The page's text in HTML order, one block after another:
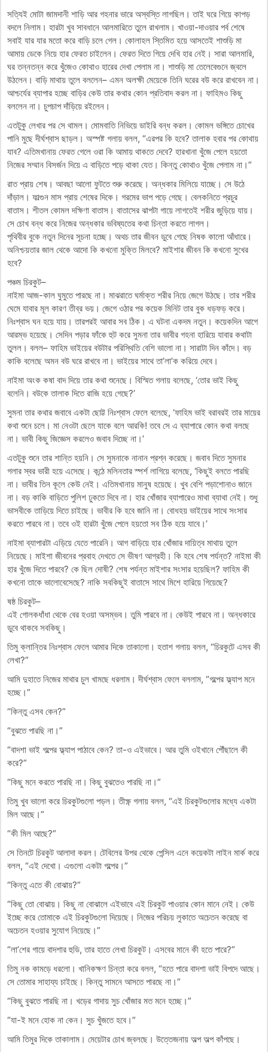
সত্যিই মোটা জামদানী শাড়ি আর গহনার ভারে অস্বস্তি লাগছিল। তাই ঘরে গিয়ে কাপড়
বদলে নিলাম। হারটা খুব সাবধানে আলমারিতে তুলে রাখলাম। খাওয়া-দাওয়ার পর্ব শেষে
সবাই যার যার মতো করে বাড়ি চলে গেল। কোলাহল স্তিমিত হয়ে আসতেই শাশুড়ি মা
আমায় ডেকে নিয়ে হার ফেরত চাইলেন। ফেরত দিতে গিয়ে দেখি হার নেই। সারা আলমারি,
ঘর তন্নতন্ন করে খুঁজেও কোথাও হারের দেখা পেলাম না। শাশুড়ি মা তেলেবেগুনে জ্বলে
উঠলেন। বাড়ি মাথায় তুলে বললেন– এমন অলক্ষী মেয়েকে তিনি ঘরের বউ করে রাখবেন না।
আশ্চর্যের ব্যাপার হচ্ছে বাড়ির কেউ তার কথার কোন প্রতিবাদ করল না। ফাহিমও কিছু
বললেন না। চুপচাপ দাঁড়িয়ে রইলেন।
এতটুকু লেখার পর সে থামল। মোমবাতি নিভিয়ে ডাইরি বন্ধ করল। কোমল ভঙ্গিতে চোখের
পানি মুছে দীর্ঘশ্বাস ছাড়ল। অস্পষ্ট গলায় বলল, “এরপর কি হবে? তালাক হবার পর কোথায়
যাব? এতিমখানায় ফেরত গেলে ওরা কি আমায় থাকতে দেবে? হারখানা খুঁজে পেলে হয়তো
নিজের সম্মান বিসর্জন দিয়ে এ বাড়িতে পড়ে থাকা যেত। কিন্তু কোথাও খুঁজে পেলাম না।”
রাত প্রায় শেষ। আবছা আলো ফুটতে শুরু করেছে। অন্ধকার মিলিয়ে যাচ্ছে। সে উঠে
দাঁড়াল। ফাল্গুন মাস প্রায় শেষের দিকে। গরমের ভাপ পড়ে গেছে। বেলকনিতে প্রচুর
বাতাস। শীতল কোমল দক্ষিণা বাতাস। বাতাসের ঝাপটা গায়ে লাগতেই শরীর জুড়িয়ে যায়।
সে চোখ বন্ধ করে নিজের অন্ধকার ভবিষ্যতের কথা চিন্তা করতে লাগল।
পৃথিবীর বুকে নতুন দিনের সূচনা হচ্ছে। অথচ তার জীবন ডুবে গেছে নিষক কালো আঁধারে।
অনিশ্চয়তার জাল থেকে আদো কি কখনো মুক্তি মিলবে? মাইশার জীবন কি কখনো সুখের
হবে?
পঞ্চম চিরকুট–
নাইমা আজ-কাল ঘুমুতে পারছে না। মাঝরাতে ঘর্মাক্ত শরীর নিয়ে জেগে উঠছে। তার শরীর
ঘেমে যাবার মূল কারণ তীব্র ভয়। জেগে ওঠার পর কয়েক মিনিট তার বুক ধড়ফড় করে।
নিঃশ্বাস ঘন হয়ে যায়। তারপরই আবার সব ঠিক। এ ঘটনা একদম নতুন। কয়েকদিন আগে
আরম্ভ হয়েছে। সেদিন পড়ার ফাঁকে হুট করে সুমনা তার ভাবীর গহনা হারিয়ে যাবার কথাটা
তুলল। বলল– ফাহিম ভাইয়ের বউটার পরিস্থিতি বেশি ভালো না। সারাটা দিন কাঁদে। বড়
কাকি বলেছে অমন বউ ঘরে রাখবে না। ভাইয়ের সাথে তা’লা’ক করিয়ে দেবে।
নাইমা অংক কষা বাদ দিয়ে তার কথা শুনেছে। বিস্মিত গলায় বলেছে, ‘তোর ভাই কিছু
বলেনি। বউকে তালাক দিতে রাজি হয়ে গেছে?’
সুমনা তার কথার জবাবে একটা ছোট্ট নিঃশ্বাস ফেলে বলেছে, ‘ফাহিম ভাই বরাবরই তার মায়ের
কথা শুনে চলে। মা নেওটা ছেলে যাকে বলে আরকি! তবে সে এ ব্যাপারে কোন কথা বলছে
না। ভাবী কিছু জিজ্ঞেস করলেও জবাব দিচ্ছে না।’
এতটুকু শুনে তার শান্তি হয়নি। সে সুমনাকে নানান প্রশ্ন করেছে। জবাব দিতে সুমনার
গলার স্বর ভারী হয়ে এসেছে। কন্ঠে মলিনতার স্পর্শ লাগিয়ে বলেছে, ‘কিছুই বলতে পারছি
না। ভাবীর তিন কূলে কেউ নেই। এতিমখানায় মানুষ হয়েছে। খুব বেশি পড়াশোনাও জানে
না। বড় কাকি বাড়িতে পুলিশ ঢুকতে দিবে না। হার খোঁজার ব্যাপারেও মাথা ব্যাথা নেই। শুধু
ভাসবীকে তাড়িয়ে দিতে চাইছে। ভাবীর কি হবে জানি না। বোধহয় ভাইয়ের সাথে সংসার
করতে পারবে না। তবে ওই হারটা খুঁজে পেলে হয়তো সব ঠিক হয়ে যাবে।’
নাইমা ব্যাপারটা এড়িয়ে যেতে পারেনি। আগ বাড়িয়ে হার খোঁজার দায়িত্ব মাথায় তুলে
নিয়েছে। মাইশা জীবনের প্রবাহ দেখতে সে ভীষণ আগ্রহী। কি হবে শেষ পর্যন্ত? নাইমা কী
হার খুঁজে দিতে পারবে? কে ছিল দোষী? শেষ পর্যন্ত মাইশার সংসার হয়েছিল? ফাহিম কী
কখনো তাকে ভালোবেসেছে? নাকি সবকিছুই বাতাসে সাথে মিশে হারিয়ে গিয়েছে?
ষষ্ঠ চিরকুট–
এই গোলকধাঁধা থেকে বের হওয়া অসম্ভব। তুমি পারবে না। কেউই পারবে না। অন্ধকারে
ডুবে থাকবে সবকিছু।
তিমু ক্লান্তির নিঃশ্বাস ফেলে আমার দিকে তাকালো। হতাশ গলায় বলল, “চিরকুটে এসব কী
লেখা?”
আমি দুহাতে নিজের মাথার চুল খামছে ধরলাম। দীর্ঘশ্বাস ফেলে বললাম, “গল্পের ফ্ল্যাপ মনে
হচ্ছে।”
“কিন্তু এসব কেন?”
“বুঝতে পারছি না।”
“বাদশা ভাই গল্পের ফ্ল্যাপ পাঠাবে কেন? তা-ও এইভাবে। আর তুমি ওইখানে পৌঁছালে কী
করে?”
“কিছু মনে করতে পারছি না। কিছু বুঝতেও পারছি না।”
তিমু খুব ভালো করে চিরকুটগুলো পড়ল। তীক্ষ্ণ গলায় বলল, “এই চিরকুটগুলোর মধ্যে একটা
মিল আছে।”
“কী মিল আছে?”
সে তিনটে চিরকুট আলাদা করল। টেবিলের উপর থেকে পেন্সিল এনে কয়েকটা লাইন মার্ক করে
বলল, “এই দেখো। এগুলো একটা গল্পের।”
“কিন্তু এতে কী বোঝায়?”
“কিছু তো বোঝায়। কিছু না বোঝালে এইভাবে এই চিরকুট পাওয়ার কোন মানে নেই। কেউ
ইচ্ছে করে তোমাকে এই চিরকুটগুলো দিয়েছে। নিজের পরিচয় লুকাতে অচেতন করেছে বা
অচেতন হওয়ার সুযোগ নিয়েছে।”
“লা’শের গায়ে বাদশার হুডি, তার হাতে লেখা চিরকুট। এসবের মানে কী হতে পারে?”
তিমু নক কামড়ে ধরলো। খানিকক্ষণ চিন্তা করে বলল, “হতে পারে বাদশা ভাই বিপদে আছে।
সে তোমার সাহায্য চাইছে। কিন্তু সামনে আসতে পারছে না।”
“কিছু বুঝতে পারছি না। খড়ের গাদায় সুচ খোঁজার মত মনে হচ্ছে।”
“যা-ই মনে হোক না কেন। সুচ খুঁজতে হবে।”
আমি তিমুর দিকে তাকালাম। মেয়েটার চোখ জ্বলছে। উত্তেজনায় অল্প অল্প কাঁপছে।